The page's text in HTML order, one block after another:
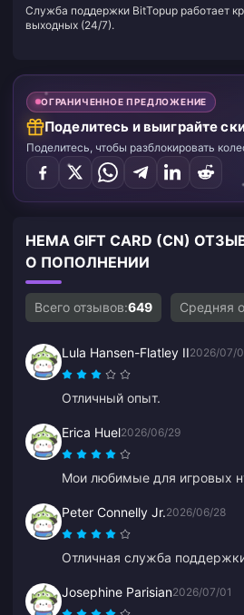
Служба поддержки BitTopup работает
выходных (24/7).
ОГРАНИЧЕННОЕ ПРЕДЛОЖЕНИЕ
Поделитесь и выиграйте
Поделитесь, чтобы разблокировать
HEMA GIFT CARD (CN)
О ПОПОЛНЕНИИ
Всего отзывов:649 Средняя
Lula Hansen-Flatley II2026/07/
Отличный опыт.
Erica Huel2026/06/29
Мои любимые для игровых
Peter Connelly Jr.2026/06/28
Отличная служба
Josephine Parisian2026/07/01